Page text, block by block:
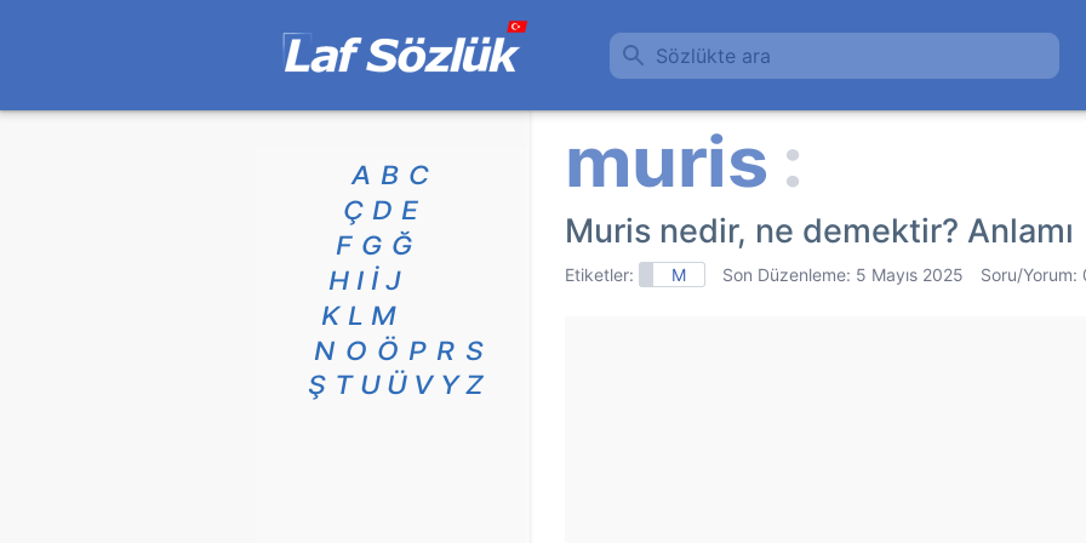
Sözlükte ara
Muris nedir, ne demektir? Anlamı
Etiketler: M Son Düzenleme: 5 Mayıs 2025 Soru/Yorum:
A B C
Ç D E
F G Ğ
H I İ J
K L M
N O Ö P R S
Ş T U Ü V Y Z